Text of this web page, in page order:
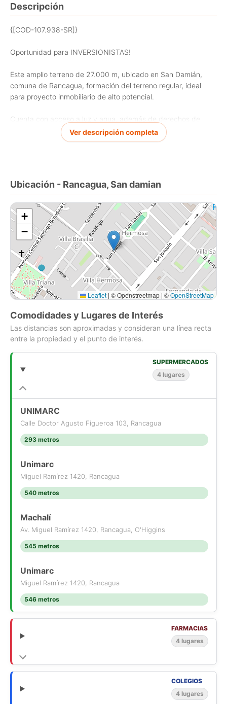
Descripción
{[COD-107.938-SR]}
Oportunidad para INVERSIONISTAS!
Este amplio terreno de 27.000 m, ubicado en San Damián,
comuna de Rancagua, formación del terreno regular, ideal
para proyecto inmobiliario de alto potencial.
Cuenta con acceso a luz y agua, además de derechos de
agua, lo que garantiza factibilidad para distintos tipos de
CARACTERÍSTICAS
- Año 2014
- 27000 m2
- Factibilidad de luz y agua
- Derechos de agua
- Densidad máxima 650 habitantes
- Altura máxima 28 metros
- Constructibilidad 0.8
- Ocupacion de suelo 0.2
Ver descripción completa
Ubicación - Rancagua, San damian
+
−
Leaflet | © Openstreetmap | ©OpenStreetMap
Comodidades y Lugares de Interés
Las distancias son aproximadas y consideran una línea recta
entre la propiedad y el punto de interés.
SUPERMERCADOS
4 lugares
UNIMARC
Calle Doctor Agusto Figueroa 103, Rancagua
293 metros
Unimarc
Miguel Ramírez 1420, Rancagua
540 metros
Machalí
Av. Miguel Ramírez 1420, Rancagua, O'Higgins
545 metros
Unimarc
Miguel Ramírez 1420, Rancagua
546 metros
FARMACIAS
4 lugares
COLEGIOS
4 lugares